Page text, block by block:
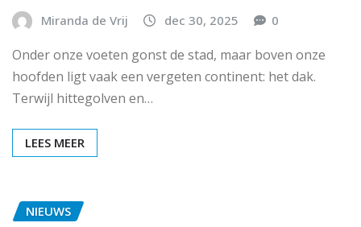
Miranda de Vrij dec 30, 2025 0
Onder onze voeten gonst de stad, maar boven onze
hoofden ligt vaak een vergeten continent: het dak.
Terwijl hittegolven en…
LEES MEER
NIEUWS